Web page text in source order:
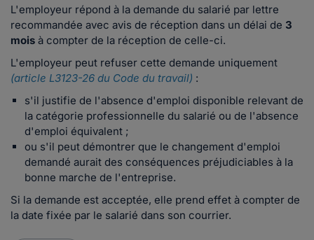
L'employeur répond à la demande du salarié par lettre
recommandée avec avis de réception dans un délai de 3
mois à compter de la réception de celle-ci.
L'employeur peut refuser cette demande uniquement
(article L3123-26 du Code du travail) :
s'il justifie de l'absence d'emploi disponible relevant de
la catégorie professionnelle du salarié ou de l'absence
d'emploi équivalent ;
ou s'il peut démontrer que le changement d'emploi
demandé aurait des conséquences préjudiciables à la
bonne marche de l'entreprise.
Si la demande est acceptée, elle prend effet à compter de
la date fixée par le salarié dans son courrier.